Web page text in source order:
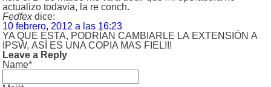
actualizo todavia, la re conch.
Fedfex dice:
10 febrero, 2012 a las 16:23
YA QUE ESTA, PODRÍAN CAMBIARLE LA EXTENSIÓN A
IPSW, ASÍ ES UNA COPIA MAS FIEL!!!
Leave a Reply
Name*